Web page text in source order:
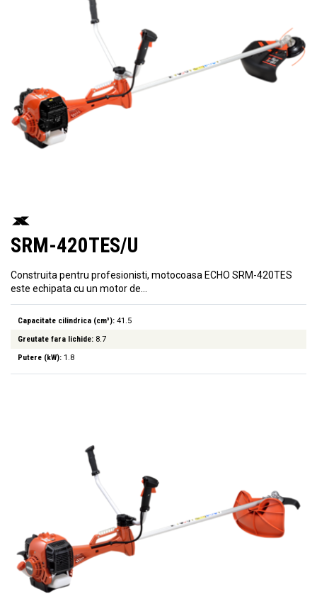
SRM-420TES/U
Construita pentru profesionisti, motocoasa ECHO SRM-420TES
este echipata cu un motor de…
Capacitate cilindrica (cm³): 41.5
Greutate fara lichide: 8.7
Putere (kW): 1.8